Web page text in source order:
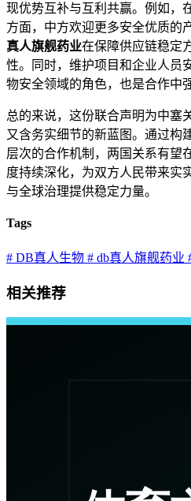
现优势互补与互利共赢。例如，
方面，中方欢迎更多安全优质的
真人旗舰药业在保障供应链稳定
性。同时，维护项目和企业人员
物安全领域的角色，也是合作中
总的来说，这份联合声明为中塞
又含务实细节的新蓝图。通过构
层次的合作机制，两国关系有望
度持续深化，为双方人民带来实
与全球治理提供稳定力量。
Tags
# DB真人生物 # db真人旗舰药业
相关推荐